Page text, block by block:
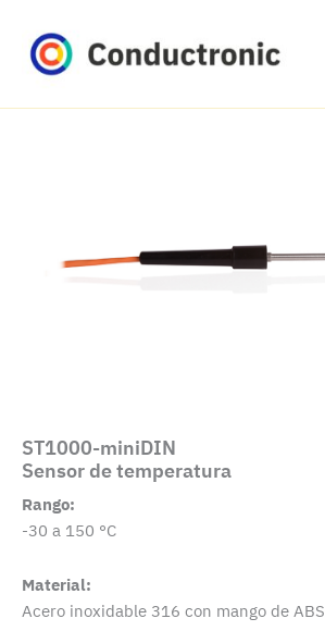
contenido
ST1000-miniDIN
Sensor de temperatura
Rango:
-30 a 150 °C
Material:
Acero inoxidable 316 con mango de ABS